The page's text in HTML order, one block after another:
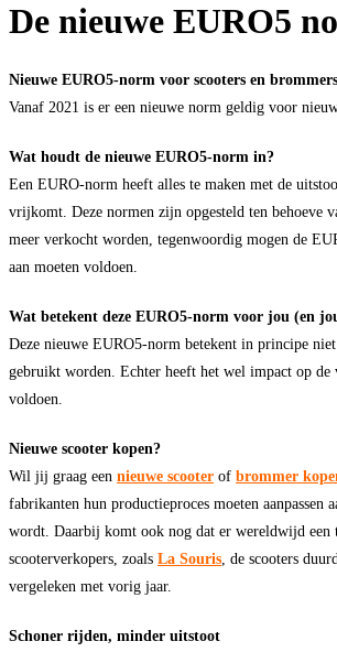
De nieuwe EURO5
Nieuwe EURO5-norm voor scooters en brommers
Vanaf 2021 is er een nieuwe norm geldig voor
Wat houdt de nieuwe EURO5-norm in?
Een EURO-norm heeft alles te maken met de
vrijkomt. Deze normen zijn opgesteld ten behoeve
meer verkocht worden, tegenwoordig mogen de
aan moeten voldoen.
Wat betekent deze EURO5-norm voor jou (en
Deze nieuwe EURO5-norm betekent in principe
gebruikt worden. Echter heeft het wel impact op de
voldoen.
Nieuwe scooter kopen?
Wil jij graag een nieuwe scooter of brommer
fabrikanten hun productieproces moeten
wordt. Daarbij komt ook nog dat er wereldwijd een
scooterverkopers, zoals La Souris , de scooters
vergeleken met vorig jaar.
Schoner rijden, minder uitstoot